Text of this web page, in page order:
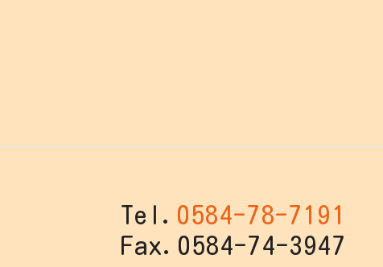
Tel. 0584-78-7191
Fax.0584-74-3947